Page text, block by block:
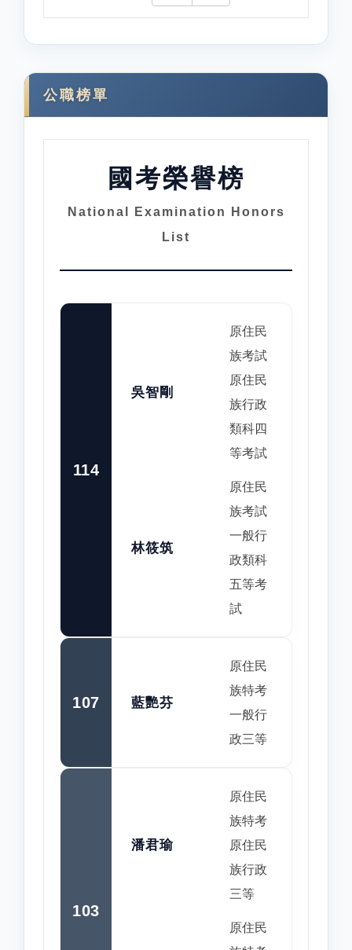
公職榜單
國考榮譽榜
National Examination Honors
List
114
吳智剛
原住民
族考試
原住民
族行政
類科四
等考試
林筱筑
原住民
族考試
一般行
政類科
五等考
試
107 藍艷芬
原住民
族特考
一般行
政三等
103
潘君瑜
原住民
族特考
原住民
族行政
三等
原住民